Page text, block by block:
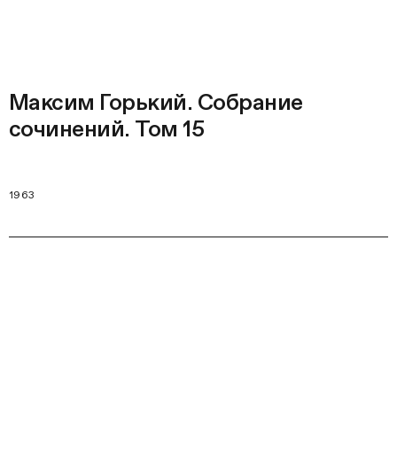
Максим Горький. Собрание
сочинений. Том 15
1963